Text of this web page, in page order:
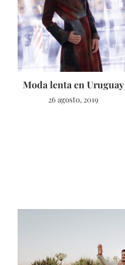
Moda lenta en Uruguay
26 agosto, 2019